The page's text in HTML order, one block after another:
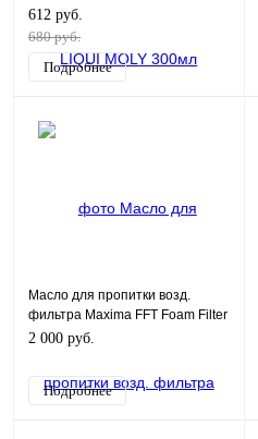
612 руб.
680 руб.
Подробнее
Масло для пропитки возд.
фильтра Maxima FFT Foam Filter
Oil Treatment 1л
2 000 руб.
Подробнее